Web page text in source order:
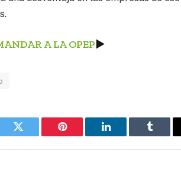
A LA OPEP►
Twitter Pinterest LinkedIn Tumblr